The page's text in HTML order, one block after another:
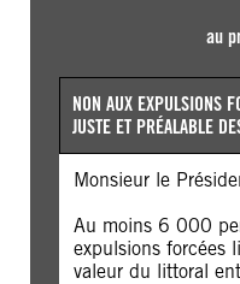
au
NON AUX EXPULSIONS
JUSTE ET PRÉALABLE
Monsieur le
Au moins 6 000
expulsions forcées
valeur du littoral